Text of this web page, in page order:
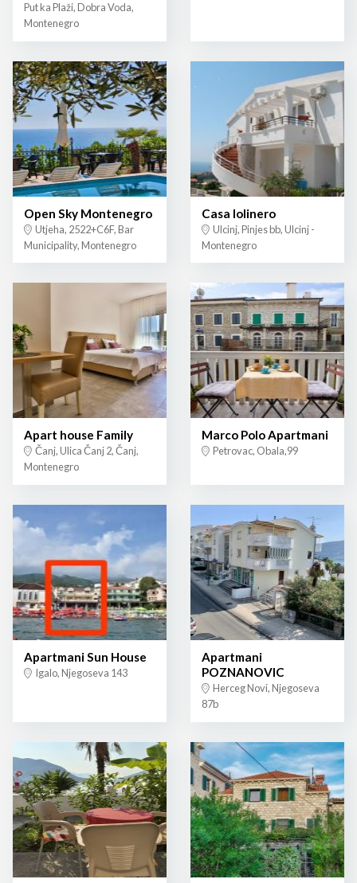
Put ka Plaži, Dobra Voda,
Montenegro
Open Sky Montenegro
Utjeha, 2522+C6F, Bar
Municipality, Montenegro
Casa lolinero
Ulcinj, Pinjes bb, Ulcinj -
Montenegro
Apart house Family
Čanj, Ulica Čanj 2, Čanj,
Montenegro
Marco Polo Apartmani
Petrovac, Obala,99
Apartmani Sun House
Igalo, Njegoseva 143
Apartmani
POZNANOVIC
Herceg Novi, Njegoseva
87b